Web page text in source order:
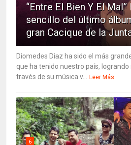
“Entre El Bien Y El
sencillo del último
gran Cacique de la
Diomedes Diaz ha sido el más
que ha tenido nuestro país,
través de su música v...
Leer Más
6